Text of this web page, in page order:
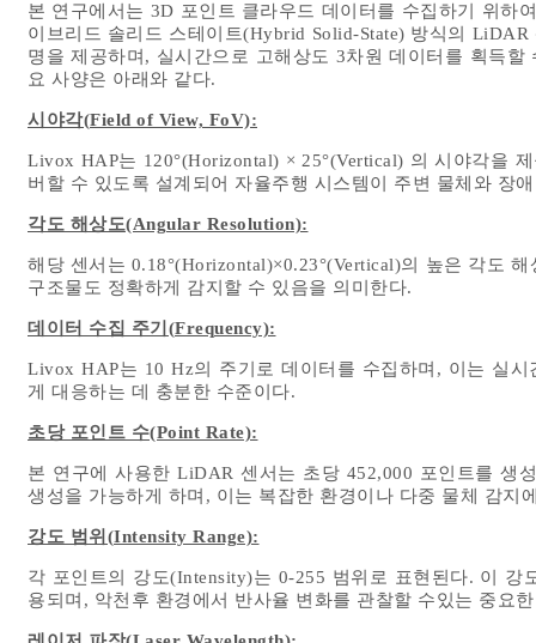
본 연구에서는 3D 포인트 클라우드 데이터를 수집하기 위하
이브리드 솔리드 스테이트(Hybrid Solid-State) 방식의
명을 제공하며, 실시간으로 고해상도 3차원 데이터를 획득
요 사양은 아래와 같다.
시야각(Field of View, FoV):
Livox HAP는 120°(Horizontal) × 25°(Vertical) 의 시야각을
버할 수 있도록 설계되어 자율주행 시스템이 주변 물체와 장
각도 해상도(Angular Resolution):
해당 센서는 0.18°(Horizontal)×0.23°(Vertical)의 높은 각도
구조물도 정확하게 감지할 수 있음을 의미한다.
데이터 수집 주기(Frequency):
Livox HAP는 10 Hz의 주기로 데이터를 수집하며, 이는 실
게 대응하는 데 충분한 수준이다.
초당 포인트 수(Point Rate):
본 연구에 사용한 LiDAR 센서는 초당 452,000 포인트를 생
생성을 가능하게 하며, 이는 복잡한 환경이나 다중 물체 감지
강도 범위(Intensity Range):
각 포인트의 강도(Intensity)는 0-255 범위로 표현된다. 이
용되며, 악천후 환경에서 반사율 변화를 관찰할 수있는 중요